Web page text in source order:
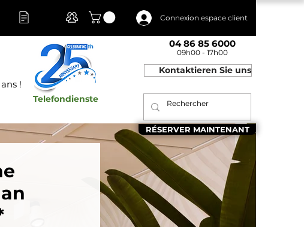
04 86 85 6000
09h00 - 17h00
Kontaktieren Sie uns
RÉSERVER MAINTENANT
Connexion espace client
!
Telefondienste